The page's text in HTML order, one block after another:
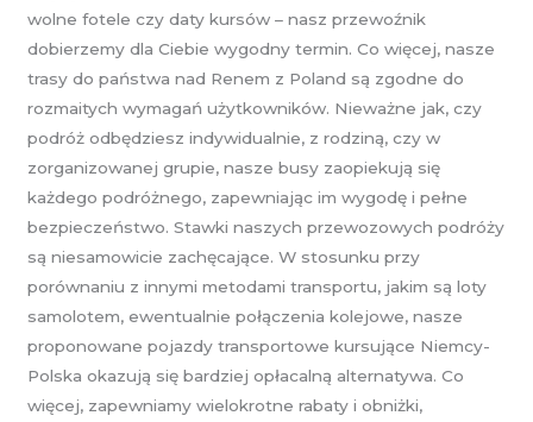
wolne fotele czy daty kursów – nasz przewoźnik
dobierzemy dla Ciebie wygodny termin. Co więcej, nasze
trasy do państwa nad Renem z Poland są zgodne do
rozmaitych wymagań użytkowników. Nieważne jak, czy
podróż odbędziesz indywidualnie, z rodziną, czy w
zorganizowanej grupie, nasze busy zaopiekują się
każdego podróżnego, zapewniając im wygodę i pełne
bezpieczeństwo. Stawki naszych przewozowych podróży
są niesamowicie zachęcające. W stosunku przy
porównaniu z innymi metodami transportu, jakim są loty
samolotem, ewentualnie połączenia kolejowe, nasze
proponowane pojazdy transportowe kursujące Niemcy-
Polska okazują się bardziej opłacalną alternatywa. Co
więcej, zapewniamy wielokrotne rabaty i obniżki,